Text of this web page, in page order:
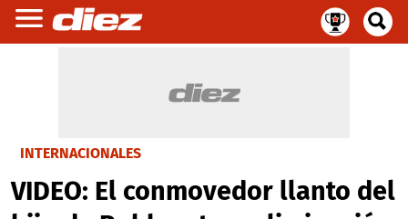
INTERNACIONALES
VIDEO: El conmovedor llanto del